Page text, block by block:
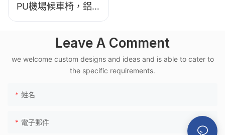
PU機場候車椅，鋁
合金框架，適用於高
Leave A Comment
we welcome custom designs and ideas and is able to cater to
the specific requirements.
姓名
電子郵件